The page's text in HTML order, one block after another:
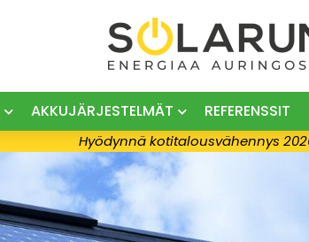
AKKUJÄRJESTELMÄT REFERENSSIT
Hyödynnä kotitalousvähennys